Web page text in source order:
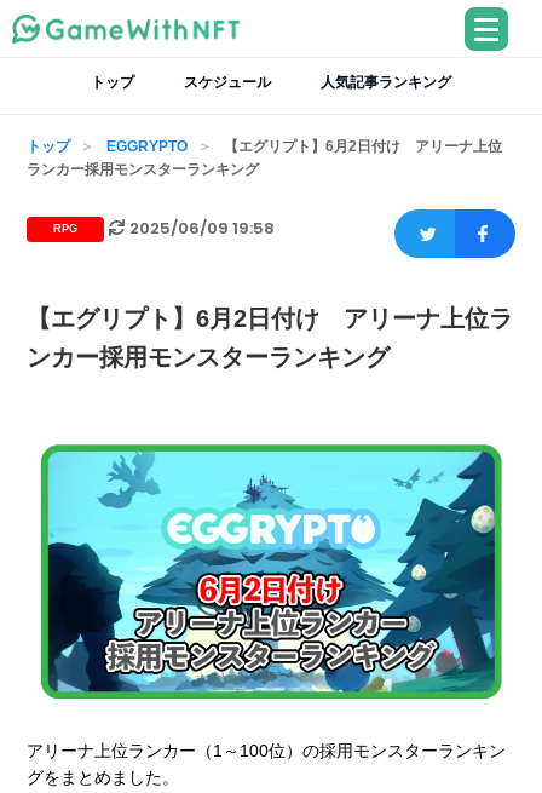
トップ スケジュール 人気記事ランキング
トップ EGGRYPTO
【エグリプト】6月2日付け アリーナ上位
ランカー採用モンスターランキング
RPG 2025/06/09 19:58
【エグリプト】6月2日付け アリーナ上位ラ
ンカー採用モンスターランキング
アリーナ上位ランカー（1～100位）の採用モンスターランキン
グをまとめました。